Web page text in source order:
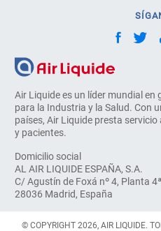
Air Liquide es un líder mundial en
para la Industria y la Salud. Con
países, Air Liquide presta
y pacientes.
Domicilio social
AL AIR LIQUIDE ESPAÑA, S.A.
C/ Agustín de Foxá nº 4, Planta 4ª
28036 Madrid, España
© COPYRIGHT 2026, AIR LIQUIDE.